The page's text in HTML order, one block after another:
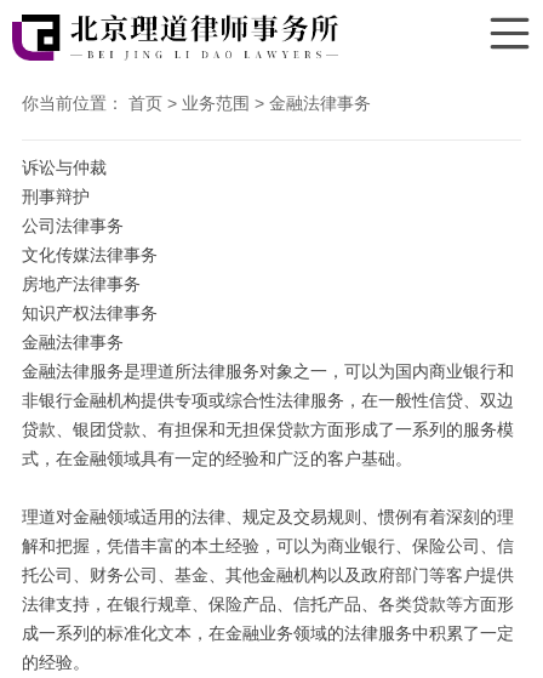
你当前位置： 首页> 业务范围 > 金融法律事务
诉讼与仲裁
刑事辩护
公司法律事务
文化传媒法律事务
房地产法律事务
知识产权法律事务
金融法律事务
金融法律服务是理道所法律服务对象之一，可以为国内商业银行和
非银行金融机构提供专项或综合性法律服务，在一般性信贷、双边
贷款、银团贷款、有担保和无担保贷款方面形成了一系列的服务模
式，在金融领域具有一定的经验和广泛的客户基础。
理道对金融领域适用的法律、规定及交易规则、惯例有着深刻的理
解和把握，凭借丰富的本土经验，可以为商业银行、保险公司、信
托公司、财务公司、基金、其他金融机构以及政府部门等客户提供
法律支持，在银行规章、保险产品、信托产品、各类贷款等方面形
成一系列的标准化文本，在金融业务领域的法律服务中积累了一定
的经验。